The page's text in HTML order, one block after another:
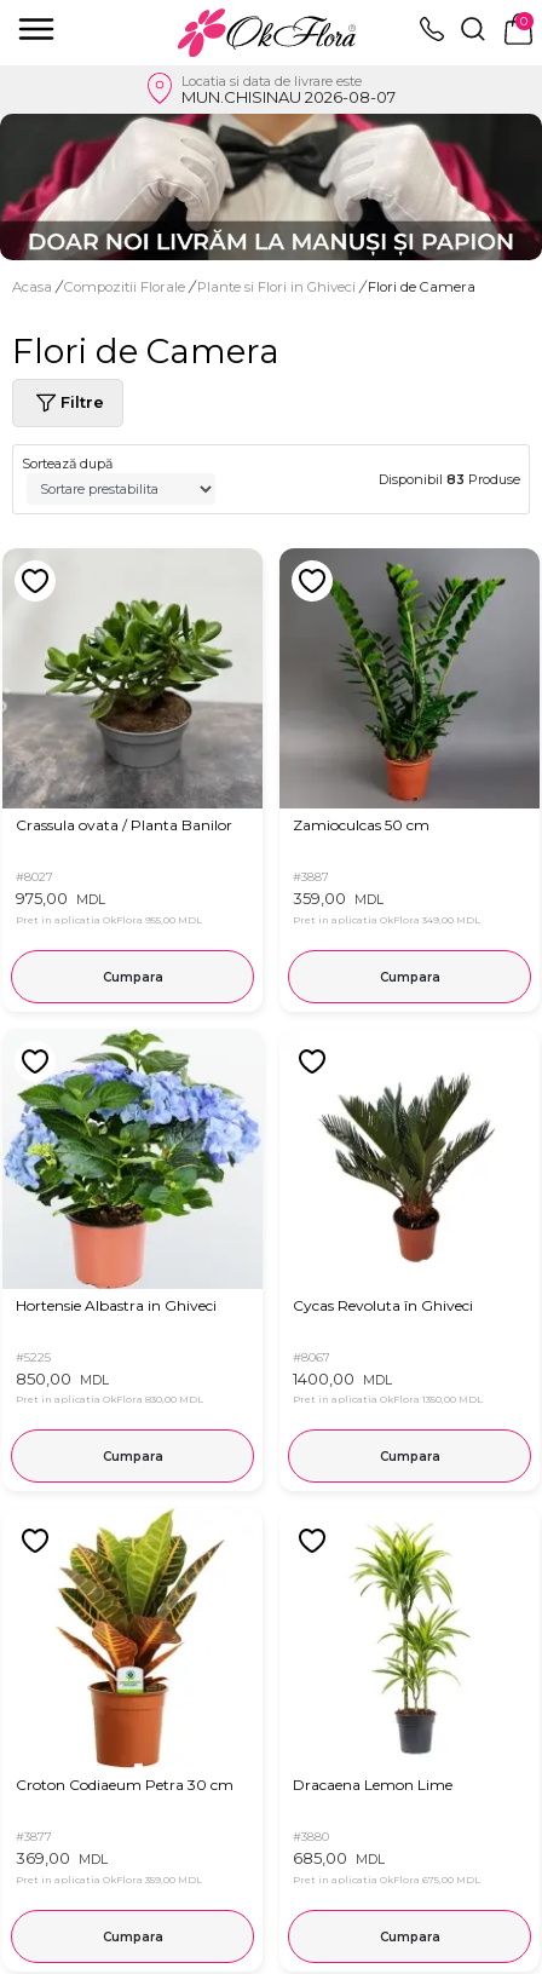
0
Locatia si data de livrare este
MUN.CHISINAU 2026-08-07
Acasa / Compozitii Florale / Plante si Flori in Ghiveci / Flori de Camera
Flori de Camera
Filtre
Sortează după
Disponibil 83 Produse
Crassula ovata / Planta Banilor
#8027
975,00 MDL
Pret in aplicatia OkFlora 955,00 MDL
Cumpara
Zamioculcas 50 cm
#3887
359,00 MDL
Pret in aplicatia OkFlora 349,00 MDL
Cumpara
Hortensie Albastra in Ghiveci
#5225
850,00 MDL
Pret in aplicatia OkFlora 830,00 MDL
Cumpara
Cycas Revoluta în Ghiveci
#8067
1400,00 MDL
Pret in aplicatia OkFlora 1350,00 MDL
Cumpara
Croton Codiaeum Petra 30 cm
#3877
369,00 MDL
Pret in aplicatia OkFlora 359,00 MDL
Cumpara
Dracaena Lemon Lime
#3880
685,00 MDL
Pret in aplicatia OkFlora 675,00 MDL
Cumpara